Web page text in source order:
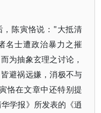
陈寅恪说："大抵清
名士遭政治暴力之摧
为抽象玄理之讨论，
避祸远嫌，消极不与
恪在文章中还特别提
学报》所发表的《逍